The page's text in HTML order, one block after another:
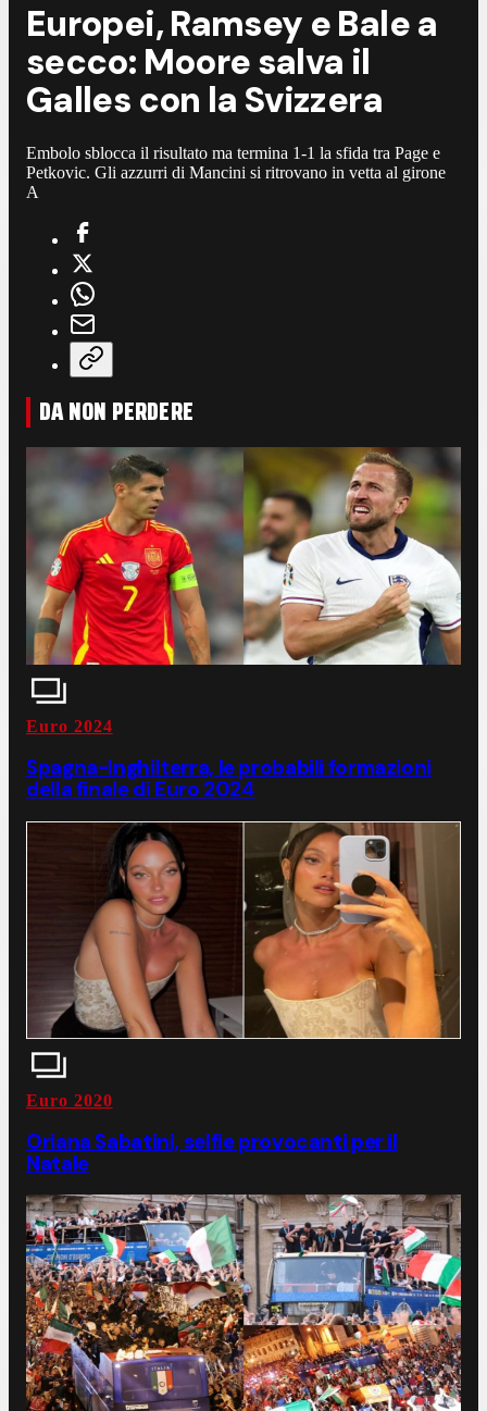
Europei, Ramsey e Bale a
secco: Moore salva il
Galles con la Svizzera
Embolo sblocca il risultato ma termina 1-1 la sfida tra Page e
Petkovic. Gli azzurri di Mancini si ritrovano in vetta al girone
A
DA NON PERDERE
Euro 2024
Spagna-Inghilterra, le probabili formazioni
della finale di Euro 2024
Euro 2020
Oriana Sabatini, selfie provocanti per il
Natale